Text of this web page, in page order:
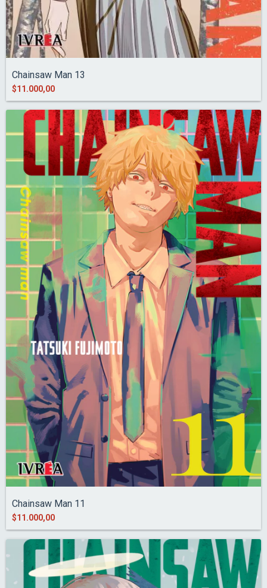
Chainsaw Man 13
$11.000,00
Chainsaw Man 11
$11.000,00